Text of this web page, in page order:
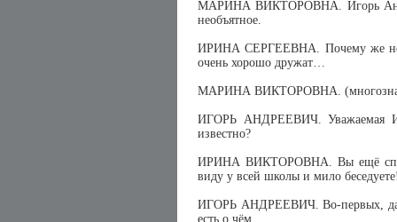
МАРИНА ВИКТОРОВНА. Игорь
необъятное.
ИРИНА СЕРГЕЕВНА. Почему же
очень хорошо дружат…
МАРИНА ВИКТОРОВНА.
ИГОРЬ АНДРЕЕВИЧ. Уважаемая
известно?
ИРИНА ВИКТОРОВНА. Вы ещё
виду у всей школы и мило
ИГОРЬ АНДРЕЕВИЧ. Во-первых,
есть о чём…